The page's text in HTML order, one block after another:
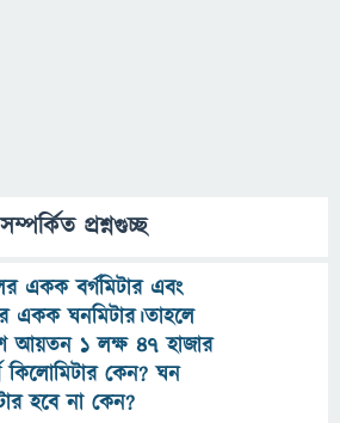
সম্পর্কিত প্রশ্নগুচ্ছ
একক বর্গমিটার এবং
একক ঘনমিটার।তাহলে
আয়তন 1 লক্ষ 47 হাজার
কিলোমিটার কেন? ঘন
হবে না কেন?